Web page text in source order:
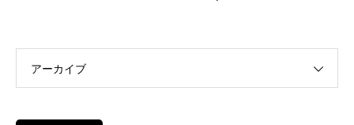
アーカイブ